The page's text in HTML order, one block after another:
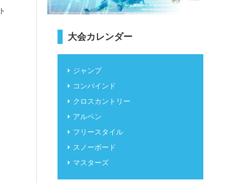
大会カレンダー
ジャンプ
コンバインド
クロスカントリー
アルペン
フリースタイル
スノーボード
マスターズ